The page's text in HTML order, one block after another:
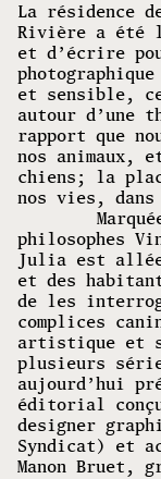
La résidence
Rivière a été
et d’écrire
et sensible,
autour d’une
rapport que
nos animaux,
chiens; la
nos vies, dans
philosophes
Julia est
et des
de les
complices
artistique et
plusieurs
aujourd’hui
éditorial
designer
Syndicat) et
Manon Bruet,